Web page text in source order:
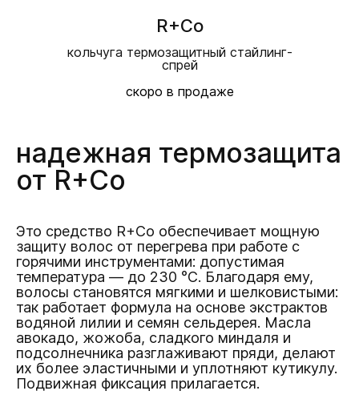
R+Co
кольчуга термозащитный стайлинг-
спрей
скоро в продаже
надежная термозащита
от R+Co
Это средство R+Co обеспечивает мощную
защиту волос от перегрева при работе с
горячими инструментами: допустимая
температура — до 230 °C. Благодаря ему,
волосы становятся мягкими и шелковистыми:
так работает формула на основе экстрактов
водяной лилии и семян сельдерея. Масла
авокадо, жожоба, сладкого миндаля и
подсолнечника разглаживают пряди, делают
их более эластичными и уплотняют кутикулу.
Подвижная фиксация прилагается.